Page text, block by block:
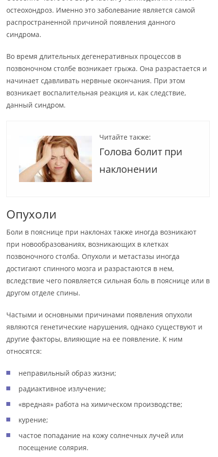
остеохондроз. Именно это заболевание является самой
распространенной причиной появления данного
синдрома.
Во время длительных дегенеративных процессов в
позвоночном столбе возникает грыжа. Она разрастается и
начинает сдавливать нервные окончания. При этом
возникает воспалительная реакция и, как следствие,
данный синдром.
Читайте также:
Голова болит при
наклонении
Опухоли
Боли в пояснице при наклонах также иногда возникают
при новообразованиях, возникающих в клетках
позвоночного столба. Опухоли и метастазы иногда
достигают спинного мозга и разрастаются в нем,
вследствие чего появляется сильная боль в пояснице или в
другом отделе спины.
Частыми и основными причинами появления опухоли
являются генетические нарушения, однако существуют и
другие факторы, влияющие на ее появление. К ним
относятся:
неправильный образ жизни;
радиактивное излучение;
«вредная» работа на химическом производстве;
курение;
частое попадание на кожу солнечных лучей или
посещение солярия.